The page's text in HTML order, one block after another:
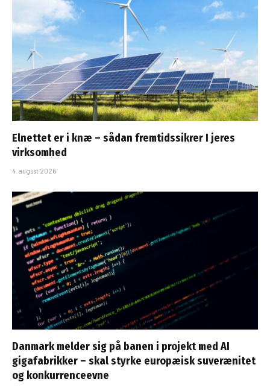
Elnettet er i knæ – sådan fremtidssikrer I jeres
virksomhed
4. august 2026
Danmark melder sig på banen i projekt med AI
gigafabrikker – skal styrke europæisk suverænitet
og konkurrenceevne